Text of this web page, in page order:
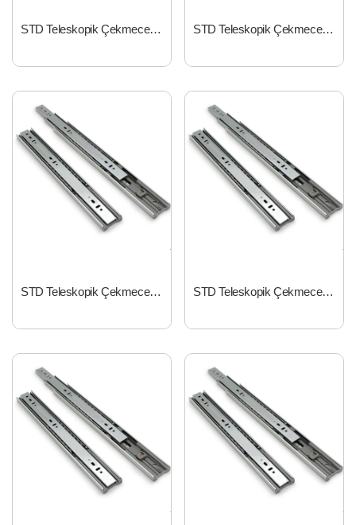
STD Teleskopik Çekmece Rayı 43mm*450mm STD Teleskopik Çekmece Rayı 35mm*350mm
STD Teleskopik Çekmece Rayı 35mm*400mm STD Teleskopik Çekmece Rayı 35mm*450mm